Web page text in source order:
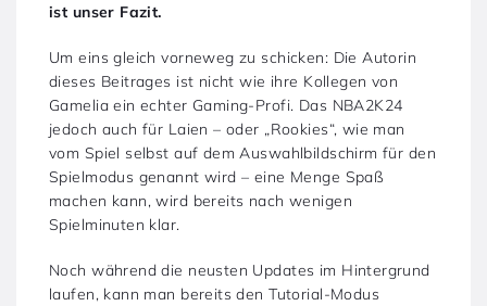
ist unser Fazit.
Um eins gleich vorneweg zu schicken: Die Autorin
dieses Beitrages ist nicht wie ihre Kollegen von
Gamelia ein echter Gaming-Profi. Das NBA2K24
jedoch auch für Laien – oder „Rookies“, wie man
vom Spiel selbst auf dem Auswahlbildschirm für den
Spielmodus genannt wird – eine Menge Spaß
machen kann, wird bereits nach wenigen
Spielminuten klar.
Noch während die neusten Updates im Hintergrund
laufen, kann man bereits den Tutorial-Modus